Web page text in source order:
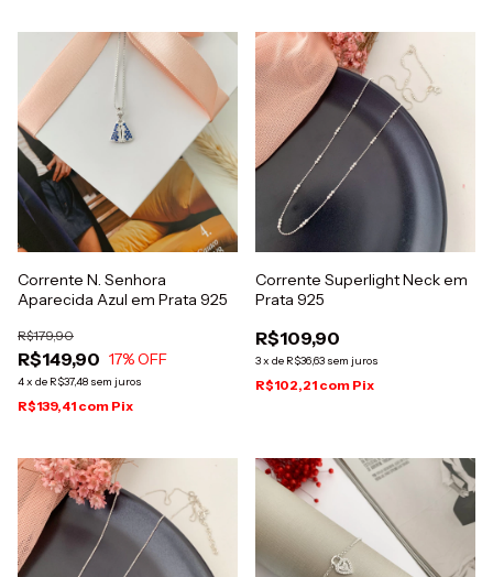
Corrente N. Senhora
Aparecida Azul em Prata 925
R$149,90
R$179,90
17% OFF
4x de R$37,48 sem juros
R$139,41 com Pix
Corrente Superlight Neck em
Prata 925
R$109,90
3x de R$36,63 sem juros
R$102,21 com Pix